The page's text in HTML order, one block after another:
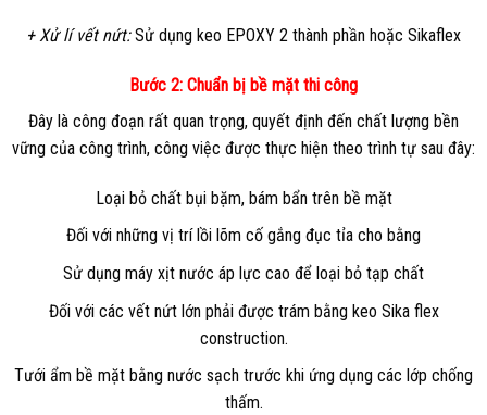
+ Xử lí vết nứt:Sử dụng keo EPOXY 2 thành phần hoặc Sikaflex
Bước 2: Chuẩn bị bề mặt thi công
Đây là công đoạn rất quan trọng, quyết định đến chất lượng bền
vững của công trình, công việc được thực hiện theo trình tự sau đây:
Loại bỏ chất bụi bặm, bám bẩn trên bề mặt
Đối với những vị trí lồi lõm cố gắng đục tỉa cho bằng
Sử dụng máy xịt nước áp lực cao để loại bỏ tạp chất
Đối với các vết nứt lớn phải được trám bằng keo Sika flex
construction.
Tưới ẩm bề mặt bằng nước sạch trước khi ứng dụng các lớp chống
thấm.